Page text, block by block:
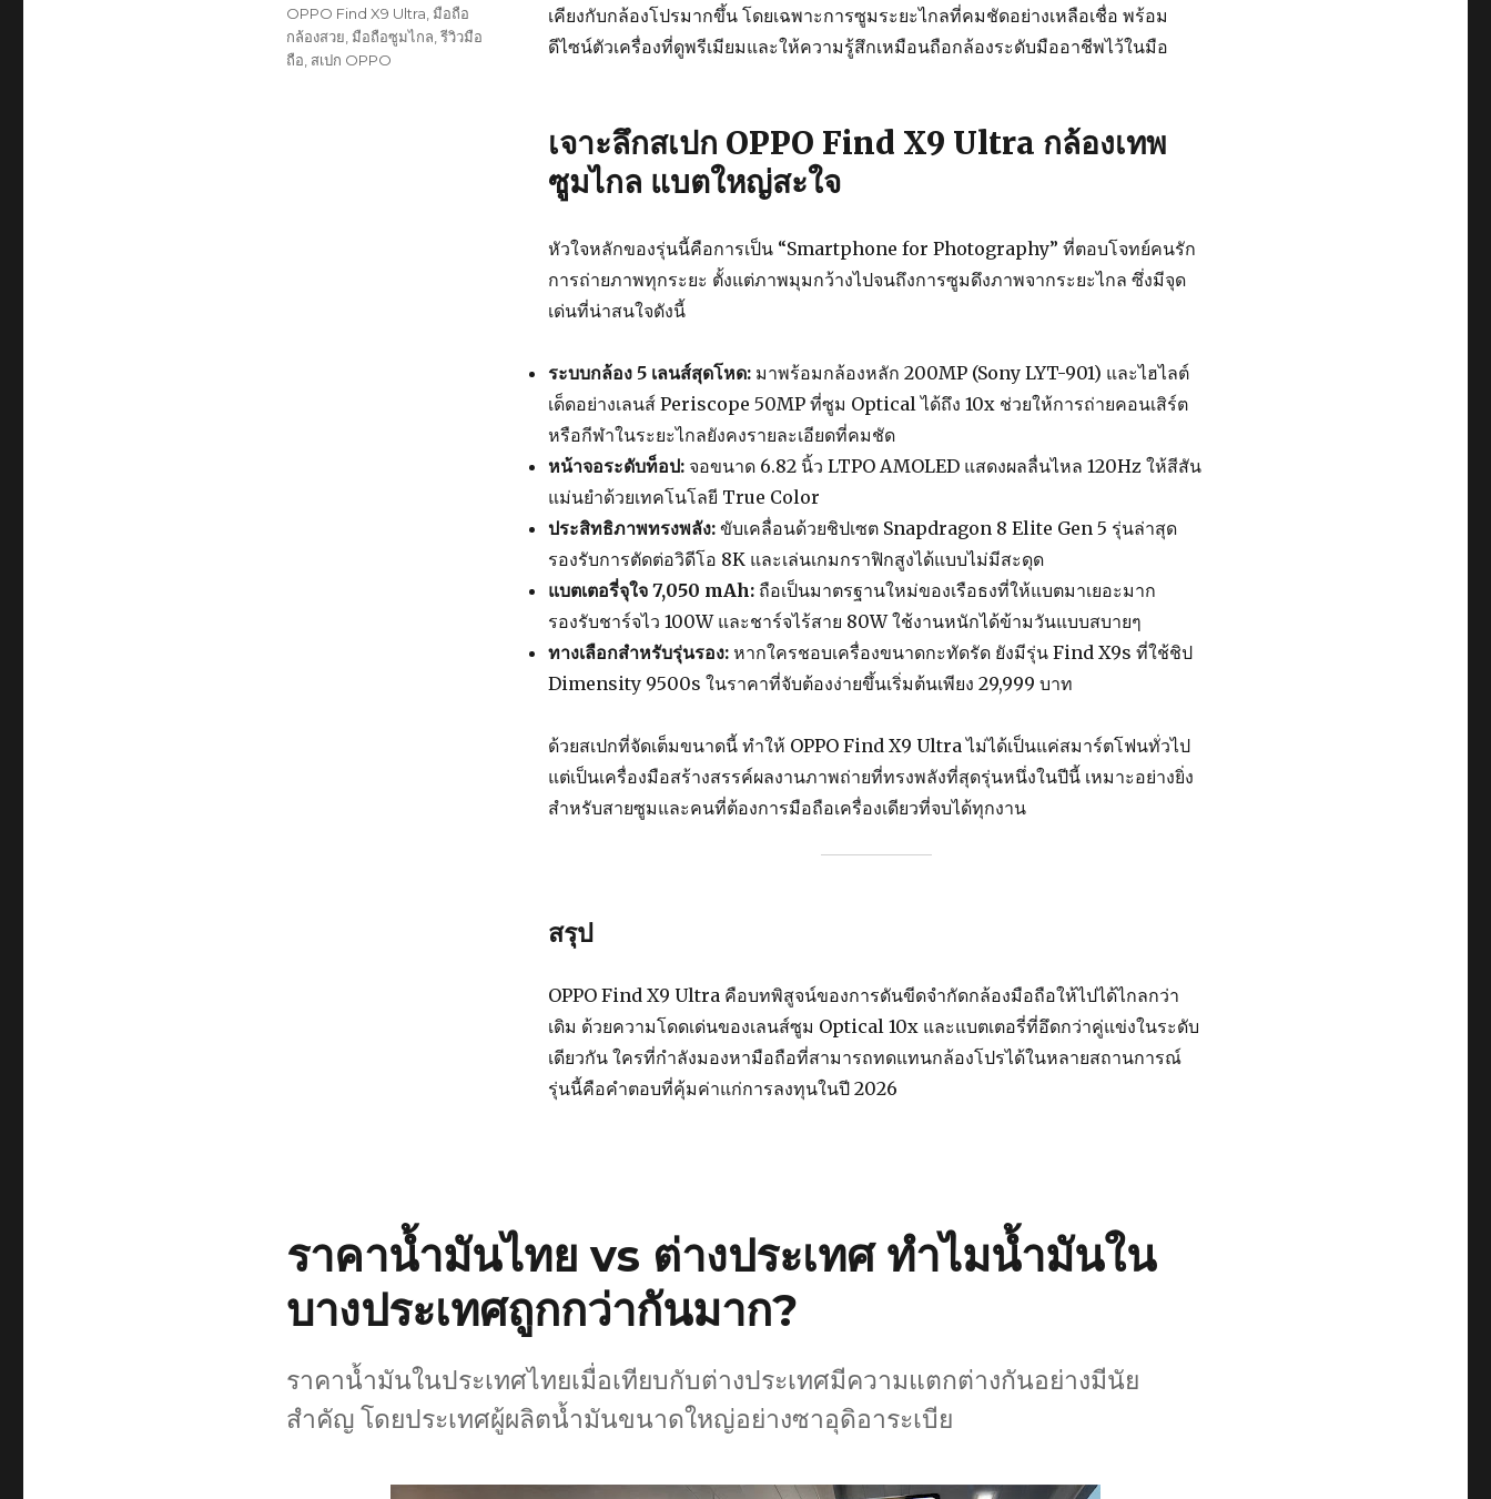
เคียงกับกล้องโปรมากขึ้น โดยเฉพาะการซูมระยะไกลที่คมชัดอย่างเหลือเชื่อ พร้อม
ดีไซน์ตัวเครื่องที่ดูพรีเมียมและให้ความรู้สึกเหมือนถือกล้องระดับมืออาชีพไว้ในมือ
เจาะลึกสเปก OPPO Find X9 Ultra กล้องเทพ
ซูมไกล แบตใหญ่สะใจ
หัวใจหลักของรุ่นนี้คือการเป็น “Smartphone for Photography” ที่ตอบโจทย์คนรัก
การถ่ายภาพทุกระยะ ตั้งแต่ภาพมุมกว้างไปจนถึงการซูมดึงภาพจากระยะไกล ซึ่งมีจุด
เด่นที่น่าสนใจดังนี้
ระบบกล้อง 5 เลนส์สุดโหด: มาพร้อมกล้องหลัก 200MP (Sony LYT-901) และไฮไลต์
เด็ดอย่างเลนส์ Periscope 50MP ที่ซูม Optical ได้ถึง 10x ช่วยให้การถ่ายคอนเสิร์ต
หรือกีฬาในระยะไกลยังคงรายละเอียดที่คมชัด
หน้าจอระดับท็อป: จอขนาด 6.82 นิ้ว LTPO AMOLED แสดงผลลื่นไหล 120Hz ให้สีสัน
แม่นยำด้วยเทคโนโลยี True Color
ประสิทธิภาพทรงพลัง: ขับเคลื่อนด้วยชิปเซต Snapdragon 8 Elite Gen 5 รุ่นล่าสุด
รองรับการตัดต่อวิดีโอ 8K และเล่นเกมกราฟิกสูงได้แบบไม่มีสะดุด
แบตเตอรี่จุใจ 7,050 mAh: ถือเป็นมาตรฐานใหม่ของเรือธงที่ให้แบตมาเยอะมาก
รองรับชาร์จไว 100W และชาร์จไร้สาย 80W ใช้งานหนักได้ข้ามวันแบบสบายๆ
ทางเลือกสำหรับรุ่นรอง: หากใครชอบเครื่องขนาดกะทัดรัด ยังมีรุ่น Find X9s ที่ใช้ชิป
Dimensity 9500s ในราคาที่จับต้องง่ายขึ้นเริ่มต้นเพียง 29,999 บาท
ด้วยสเปกที่จัดเต็มขนาดนี้ ทำให้ OPPO Find X9 Ultra ไม่ได้เป็นแค่สมาร์ตโฟนทั่วไป
แต่เป็นเครื่องมือสร้างสรรค์ผลงานภาพถ่ายที่ทรงพลังที่สุดรุ่นหนึ่งในปีนี้ เหมาะอย่างยิ่ง
สำหรับสายซูมและคนที่ต้องการมือถือเครื่องเดียวที่จบได้ทุกงาน
สรุป
OPPO Find X9 Ultra คือบทพิสูจน์ของการดันขีดจำกัดกล้องมือถือให้ไปได้ไกลกว่า
เดิม ด้วยความโดดเด่นของเลนส์ซูม Optical 10x และแบตเตอรี่ที่อึดกว่าคู่แข่งในระดับ
เดียวกัน ใครที่กำลังมองหามือถือที่สามารถทดแทนกล้องโปรได้ในหลายสถานการณ์
รุ่นนี้คือคำตอบที่คุ้มค่าแก่การลงทุนในปี 2026
Tags
OPPO Find X9 Ultra มือถือ
กล้องสวย มือถือซูมไกล รีวิวมือ
ถือ สเปก OPPO
ราคาน้ำมันไทย vs ต่างประเทศ ทำไมน้ำมันใน
บางประเทศถูกกว่ากันมาก?
ราคาน้ำมันในประเทศไทยเมื่อเทียบกับต่างประเทศมีความแตกต่างกันอย่างมีนัย
สำคัญ โดยประเทศผู้ผลิตน้ำมันขนาดใหญ่อย่างซาอุดิอาระเบีย